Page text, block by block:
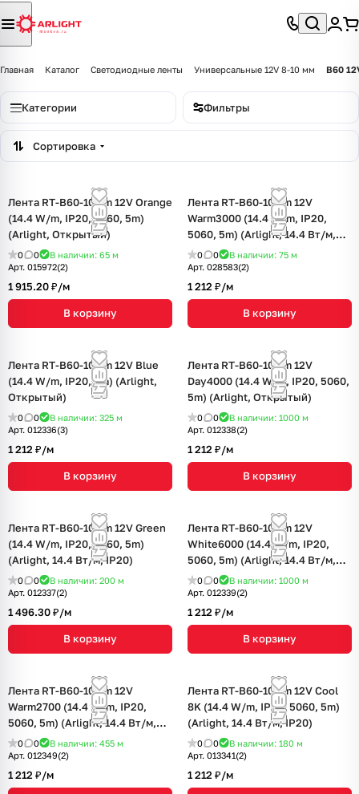
Главная Каталог Светодиодные ленты Универсальные 12V 8-10 мм B60
Категории Фильтры
Сортировка
Лента RT-B60-10mm 12V Orange
(14.4 W/m, IP20, 5060, 5m)
(Arlight, Открытый)
0 0 В наличии: 65 м
Арт. 015972(2)
1 915.20 ₽/м
В корзину
Лента RT-B60-10mm 12V
Warm3000 (14.4 W/m, IP20,
5060, 5m) (Arlight, 14.4 Вт/м,
IP20)
0 0 В наличии: 75 м
Арт. 028583(2)
1 212 ₽/м
В корзину
Лента RT-B60-10mm 12V Blue
(14.4 W/m, IP20, 5m) (Arlight,
Открытый)
0 0 В наличии: 325 м
Арт. 012336(3)
1 212 ₽/м
В корзину
Лента RT-B60-10mm 12V
Day4000 (14.4 W/m, IP20, 5060,
5m) (Arlight, Открытый)
0 0 В наличии: 1000 м
Арт. 012338(2)
1 212 ₽/м
В корзину
Лента RT-B60-10mm 12V Green
(14.4 W/m, IP20, 5060, 5m)
(Arlight, 14.4 Вт/м, IP20)
0 0 В наличии: 200 м
Арт. 012337(2)
1 496.30 ₽/м
В корзину
Лента RT-B60-10mm 12V
White6000 (14.4 W/m, IP20,
5060, 5m) (Arlight, 14.4 Вт/м,
IP20)
0 0 В наличии: 1000 м
Арт. 012339(2)
1 212 ₽/м
В корзину
Лента RT-B60-10mm 12V
Warm2700 (14.4 W/m, IP20,
5060, 5m) (Arlight, 14.4 Вт/м,
IP20)
0 0 В наличии: 455 м
Арт. 012349(2)
1 212 ₽/м
Лента RT-B60-10mm 12V Cool
8K (14.4 W/m, IP20, 5060, 5m)
(Arlight, 14.4 Вт/м, IP20)
0 0 В наличии: 180 м
Арт. 013341(2)
1 212 ₽/м